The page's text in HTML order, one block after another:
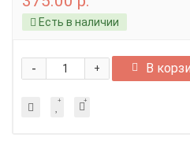
Есть в наличии
+
- В